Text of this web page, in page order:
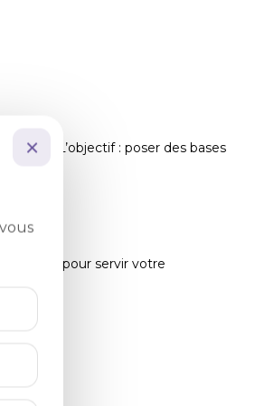
L’objectif : poser des bases
justifié pour servir votre
×